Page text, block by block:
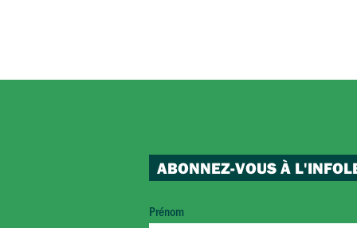
ABONNEZ-VOUS À
Prénom